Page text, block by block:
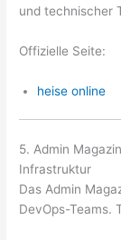
und technischer
Offizielle Seite:
heise online
5. Admin
Infrastruktur
Das Admin
DevOps-Teams.